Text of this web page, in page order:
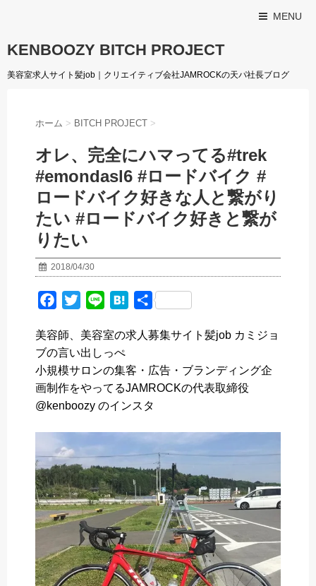
MENU
KENBOOZY BITCH PROJECT
美容室求人サイト髪job｜クリエイティブ会社JAMROCKの天パ社長ブログ
ホーム > BITCH PROJECT >
オレ、完全にハマってる#trek
#emondasl6 #ロードバイク #
ロードバイク好きな人と繋がり
たい #ロードバイク好きと繋が
りたい
2018/04/30
c
e
b
o
o
i
t
t
e
r
n
e
t
n
a
共
美容師、美容室の求人募集サイト髪job カミジョ
ブの言い出しっぺ
小規模サロンの集客・広告・ブランディング企
画制作をやってるJAMROCKの代表取締役
@kenboozy のインスタ